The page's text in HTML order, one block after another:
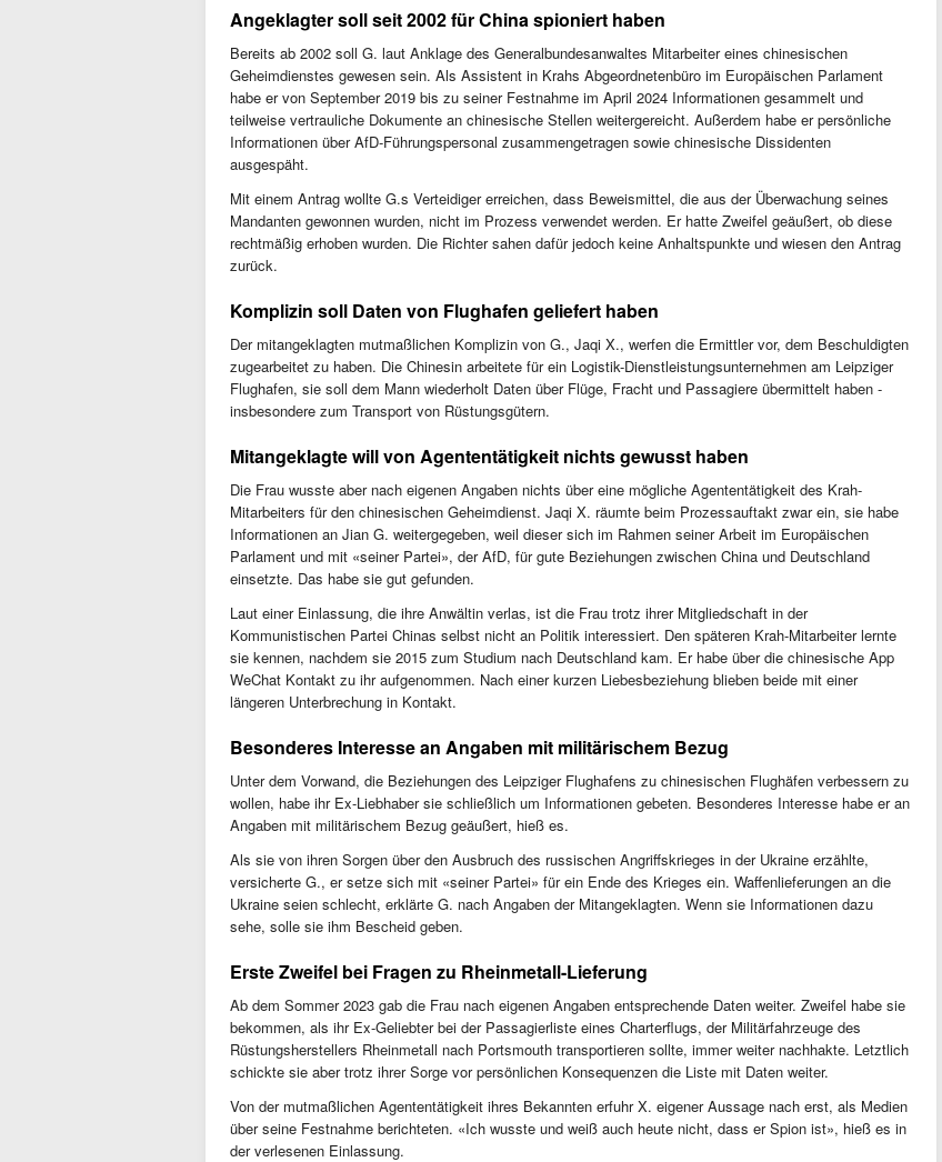
Angeklagter soll seit 2002 für China spioniert haben
Bereits ab 2002 soll G. laut Anklage des Generalbundesanwaltes Mitarbeiter eines chinesischen
Geheimdienstes gewesen sein. Als Assistent in Krahs Abgeordnetenbüro im Europäischen Parlament
habe er von September 2019 bis zu seiner Festnahme im April 2024 Informationen gesammelt und
teilweise vertrauliche Dokumente an chinesische Stellen weitergereicht. Außerdem habe er persönliche
Informationen über AfD-Führungspersonal zusammengetragen sowie chinesische Dissidenten
ausgespäht.
Mit einem Antrag wollte G.s Verteidiger erreichen, dass Beweismittel, die aus der Überwachung seines
Mandanten gewonnen wurden, nicht im Prozess verwendet werden. Er hatte Zweifel geäußert, ob diese
rechtmäßig erhoben wurden. Die Richter sahen dafür jedoch keine Anhaltspunkte und wiesen den Antrag
zurück.
Komplizin soll Daten von Flughafen geliefert haben
Der mitangeklagten mutmaßlichen Komplizin von G., Jaqi X., werfen die Ermittler vor, dem Beschuldigten
zugearbeitet zu haben. Die Chinesin arbeitete für ein Logistik-Dienstleistungsunternehmen am Leipziger
Flughafen, sie soll dem Mann wiederholt Daten über Flüge, Fracht und Passagiere übermittelt haben -
insbesondere zum Transport von Rüstungsgütern.
Mitangeklagte will von Agententätigkeit nichts gewusst haben
Die Frau wusste aber nach eigenen Angaben nichts über eine mögliche Agententätigkeit des Krah-
Mitarbeiters für den chinesischen Geheimdienst. Jaqi X. räumte beim Prozessauftakt zwar ein, sie habe
Informationen an Jian G. weitergegeben, weil dieser sich im Rahmen seiner Arbeit im Europäischen
Parlament und mit «seiner Partei», der AfD, für gute Beziehungen zwischen China und Deutschland
einsetzte. Das habe sie gut gefunden.
Laut einer Einlassung, die ihre Anwältin verlas, ist die Frau trotz ihrer Mitgliedschaft in der
Kommunistischen Partei Chinas selbst nicht an Politik interessiert. Den späteren Krah-Mitarbeiter lernte
sie kennen, nachdem sie 2015 zum Studium nach Deutschland kam. Er habe über die chinesische App
WeChat Kontakt zu ihr aufgenommen. Nach einer kurzen Liebesbeziehung blieben beide mit einer
längeren Unterbrechung in Kontakt.
Besonderes Interesse an Angaben mit militärischem Bezug
Unter dem Vorwand, die Beziehungen des Leipziger Flughafens zu chinesischen Flughäfen verbessern zu
wollen, habe ihr Ex-Liebhaber sie schließlich um Informationen gebeten. Besonderes Interesse habe er an
Angaben mit militärischem Bezug geäußert, hieß es.
Als sie von ihren Sorgen über den Ausbruch des russischen Angriffskrieges in der Ukraine erzählte,
versicherte G., er setze sich mit «seiner Partei» für ein Ende des Krieges ein. Waffenlieferungen an die
Ukraine seien schlecht, erklärte G. nach Angaben der Mitangeklagten. Wenn sie Informationen dazu
sehe, solle sie ihm Bescheid geben.
Erste Zweifel bei Fragen zu Rheinmetall-Lieferung
Ab dem Sommer 2023 gab die Frau nach eigenen Angaben entsprechende Daten weiter. Zweifel habe sie
bekommen, als ihr Ex-Geliebter bei der Passagierliste eines Charterflugs, der Militärfahrzeuge des
Rüstungsherstellers Rheinmetall nach Portsmouth transportieren sollte, immer weiter nachhakte. Letztlich
schickte sie aber trotz ihrer Sorge vor persönlichen Konsequenzen die Liste mit Daten weiter.
Von der mutmaßlichen Agententätigkeit ihres Bekannten erfuhr X. eigener Aussage nach erst, als Medien
über seine Festnahme berichteten. «Ich wusste und weiß auch heute nicht, dass er Spion ist», hieß es in
der verlesenen Einlassung.